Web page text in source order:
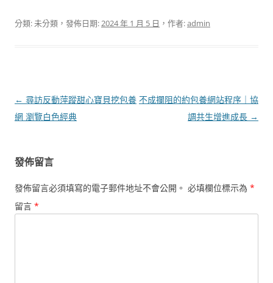
分類: 未分類，發佈日期:2024 年 1 月 5 日 ，作者:admin
文
章
← 尋訪反動萍蹤甜心寶貝挖包養
網 瀏覽白色經典
不成攔阻的約包養網站程序｜協
調共生增進成長 →
發佈留言
發佈留言必須填寫的電子郵件地址不會公開。 必填欄位標示為 *
留言 *